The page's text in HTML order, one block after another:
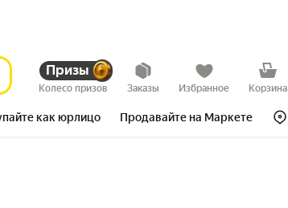
Призы
Колесо призов Заказы Избранное Корзина
как юрлицо Продавайте на Маркете